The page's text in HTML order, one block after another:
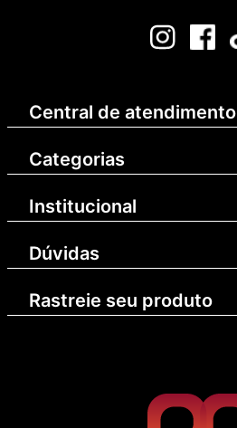
Central de atendimento
Categorias
Institucional
Dúvidas
Rastreie seu produto